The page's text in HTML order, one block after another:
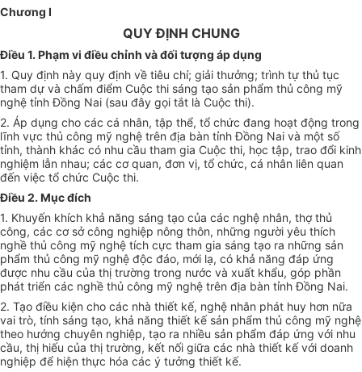
Chương I
QUY ĐỊNH CHUNG
Điều 1. Phạm vi điều chỉnh và đối tượng áp dụng
1. Quy định này quy định về tiêu chí; giải thưởng; trình tự thủ tục
tham dự và chấm điểm Cuộc thi sáng tạo sản phẩm thủ công mỹ
nghệ tỉnh Đồng Nai (sau đây gọi tắt là Cuộc thi).
2. Áp dụng cho các cá nhân, tập thể, tổ chức đang hoạt động trong
lĩnh vực thủ công mỹ nghệ trên địa bàn tỉnh Đồng Nai và một số
tỉnh, thành khác có nhu cầu tham gia Cuộc thi, học tập, trao đổi kinh
nghiệm lẫn nhau; các cơ quan, đơn vị, tổ chức, cá nhân liên quan
đến việc tổ chức Cuộc thi.
Điều 2. Mục đích
1. Khuyến khích khả năng sáng tạo của các nghệ nhân, thợ thủ
công, các cơ sở công nghiệp nông thôn, những người yêu thích
nghề thủ công mỹ nghệ tích cực tham gia sáng tạo ra những sản
phẩm thủ công mỹ nghệ độc đáo, mới lạ, có khả năng đáp ứng
được nhu cầu của thị trường trong nước và xuất khẩu, góp phần
phát triển các nghề thủ công mỹ nghệ trên địa bàn tỉnh Đồng Nai.
2. Tạo điều kiện cho các nhà thiết kế, nghệ nhân phát huy hơn nữa
vai trò, tính sáng tạo, khả năng thiết kế sản phẩm thủ công mỹ nghệ
theo hướng chuyên nghiệp, tạo ra nhiều sản phẩm đáp ứng với nhu
cầu, thị hiếu của thị trường, kết nối giữa các nhà thiết kế với doanh
nghiệp để hiện thực hóa các ý tưởng thiết kế.